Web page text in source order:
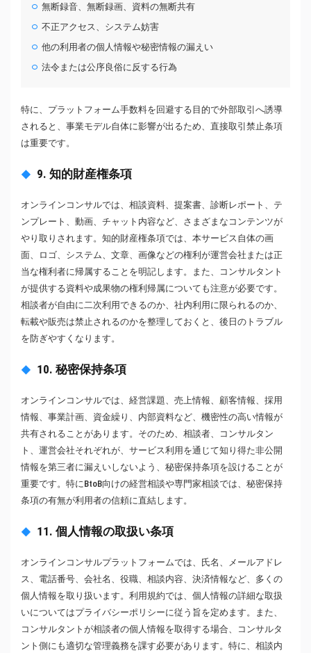
無断録音、無断録画、資料の無断共有
不正アクセス、システム妨害
他の利用者の個人情報や秘密情報の漏えい
法令または公序良俗に反する行為
特に、プラットフォーム手数料を回避する目的で外部取引へ誘導
されると、事業モデル自体に影響が出るため、直接取引禁止条項
は重要です。
9. 知的財産権条項
オンラインコンサルでは、相談資料、提案書、診断レポート、テ
ンプレート、動画、チャット内容など、さまざまなコンテンツが
やり取りされます。知的財産権条項では、本サービス自体の画
面、ロゴ、システム、文章、画像などの権利が運営会社または正
当な権利者に帰属することを明記します。また、コンサルタント
が提供する資料や成果物の権利帰属についても注意が必要です。
相談者が自由に二次利用できるのか、社内利用に限られるのか、
転載や販売は禁止されるのかを整理しておくと、後日のトラブル
を防ぎやすくなります。
10. 秘密保持条項
オンラインコンサルでは、経営課題、売上情報、顧客情報、採用
情報、事業計画、資金繰り、内部資料など、機密性の高い情報が
共有されることがあります。そのため、相談者、コンサルタン
ト、運営会社それぞれが、サービス利用を通じて知り得た非公開
情報を第三者に漏えいしないよう、秘密保持条項を設けることが
重要です。特にBtoB向けの経営相談や専門家相談では、秘密保持
条項の有無が利用者の信頼に直結します。
11. 個人情報の取扱い条項
オンラインコンサルプラットフォームでは、氏名、メールアドレ
ス、電話番号、会社名、役職、相談内容、決済情報など、多くの
個人情報を取り扱います。利用規約では、個人情報の詳細な取扱
いについてはプライバシーポリシーに従う旨を定めます。また、
コンサルタントが相談者の個人情報を取得する場合、コンサルタ
ント側にも適切な管理義務を課す必要があります。特に、相談内